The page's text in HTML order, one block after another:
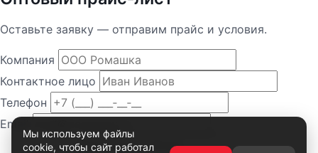
Мы используем файлы
cookie, чтобы сайт работал
Оставьте заявку — отправим прайс и условия.
Компания
Контактное лицо
Телефон
Email